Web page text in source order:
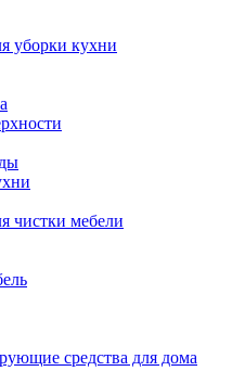
уборки кухни
чистки мебели
средства для дома